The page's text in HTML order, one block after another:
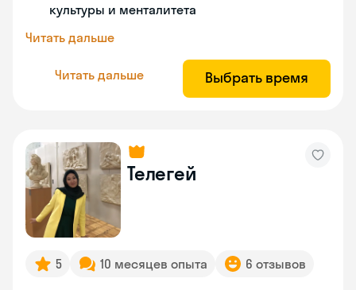
культуры и менталитета
Читать дальше
Читать дальше Выбрать время
Телегей
5 10 месяцев опыта 6 отзывов